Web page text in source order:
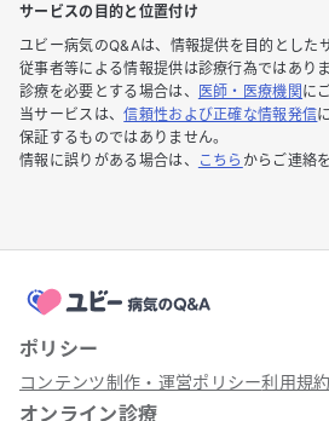
サービスの目的と位置付け
ユビー病気のQ&Aは、情報提供を目的とした
従事者等による情報提供は診療行為ではありま
診療を必要とする場合は、
医師・医療機関 に
当サービスは、信頼性および正確な情報発信
保証するものではありません。
情報に誤りがある場合は、
こちら からご連絡
ポリシー
コンテンツ制作・運営ポリシー利用規約
オンライン診療